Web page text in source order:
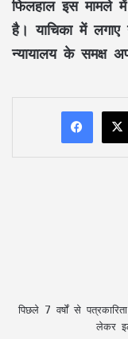
है। याचिका में
न्यायालय के समक्ष
पिछले 7 वर्षों से
लेकर